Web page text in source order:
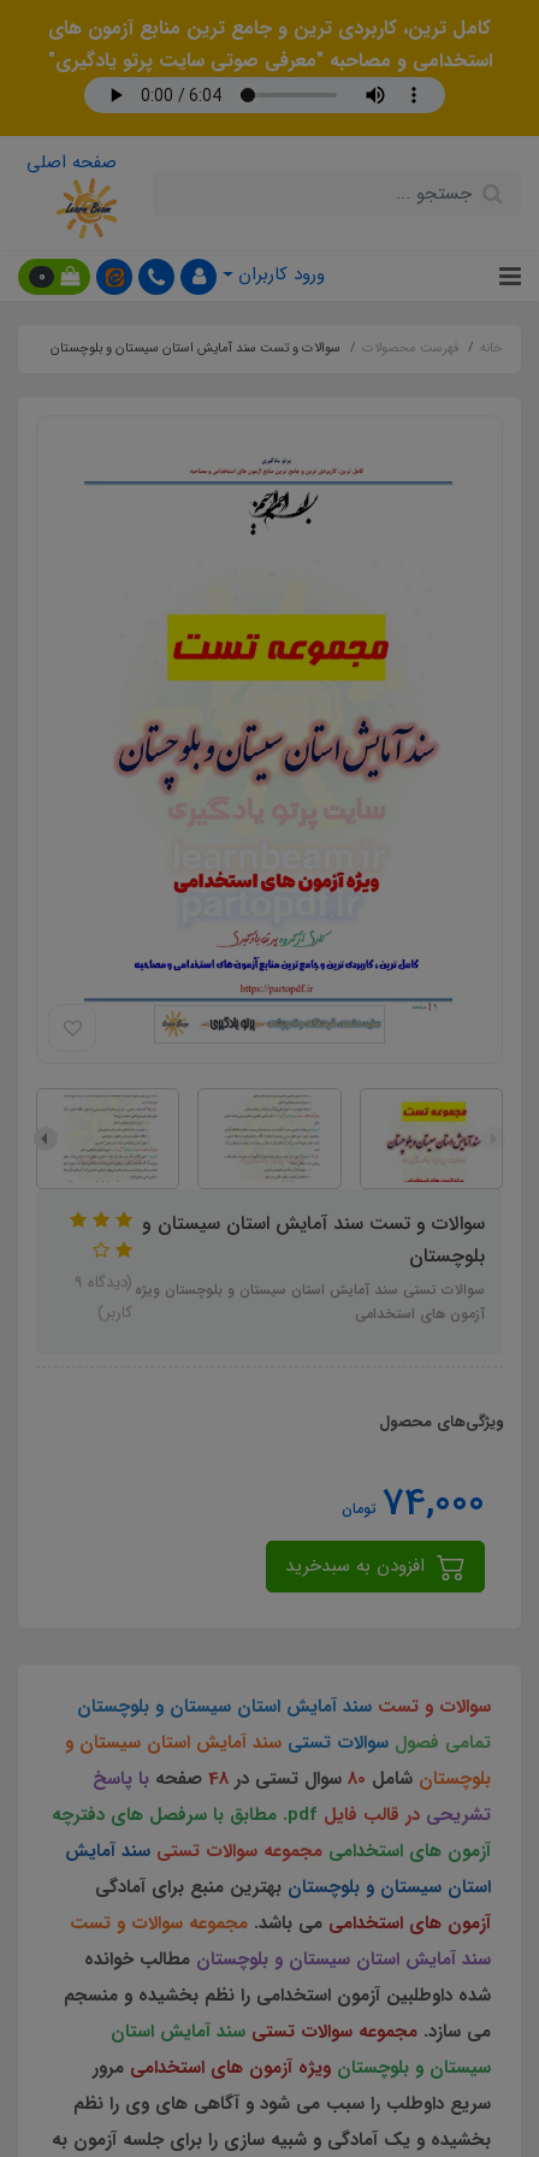
کامل ترین، کاربردی ترین و جامع ترین منابع آزمون های
استخدامی و مصاحبه "معرفی صوتی سایت پرتو یادگیری"
صفحه اصلی
ورود کاربران 0
خانه فهرست محصولات سوالات و تست سند آمایش استان سیستان و بلوچستان
سوالات و تست سند آمایش استان سیستان و
بلوچستان
سوالات تستی سند آمایش استان سیستان و بلوچستان ویژه
آزمون های استخدامی
(دیدگاه 9
کاربر)
ویژگی‌های محصول
74,000 تومان
سوالات و تست سند آمایش استان سیستان و بلوچستان
تمامی فصول سوالات تستی سند آمایش استان سیستان و
بلوچستان شامل 80 سوال تستی در 48 صفحه با پاسخ
تشریحی در قالب فایل pdf. مطابق با سرفصل های دفترچه
آزمون های استخدامی مجموعه سوالات تستی سند آمایش
استان سیستان و بلوچستان بهترین منبع برای آمادگی
آزمون های استخدامی می باشد. مجموعه سوالات و تست
سند آمایش استان سیستان و بلوچستان مطالب خوانده
شده داوطلبین آزمون استخدامی را نظم بخشیده و منسجم
می سازد. مجموعه سوالات تستی سند آمایش استان
سیستان و بلوچستان ویژه آزمون های استخدامی مرور
سریع داوطلب را سبب می شود و آگاهی های وی را نظم
بخشیده و یک آمادگی و شبیه سازی را برای جلسه آزمون به